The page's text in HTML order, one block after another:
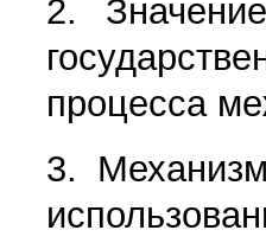
2.
процесса
3.